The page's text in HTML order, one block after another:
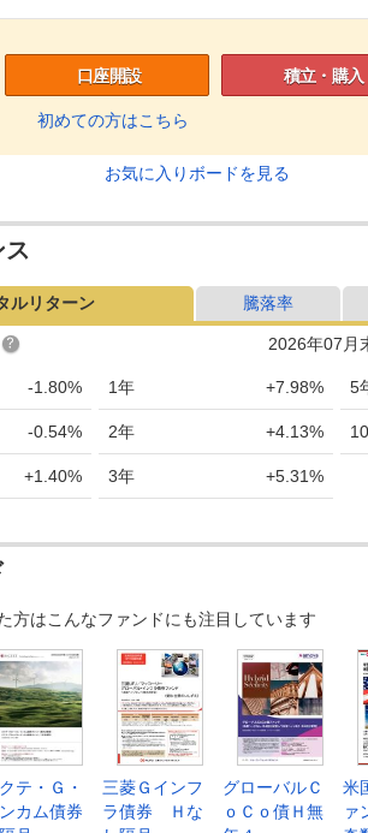
口座開設
初めての方はこちら
積立・購入
お気に入りボードを見る
ス
ルリターン 騰落率
2026年07月
-1.80%
-0.54%
+1.40%
1年 +7.98%
2年 +4.13%
3年 +5.31%
5
方はこんなファンドにも注目しています
テ・Ｇ・
カム債券
三菱Ｇインフ
ラ債券 Ｈな
グローバルＣ
ｏＣｏ債Ｈ無
米
ァ